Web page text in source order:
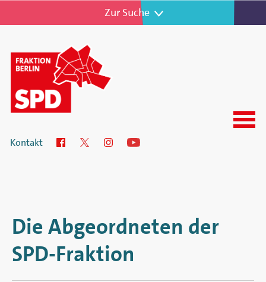
Zur Navigation
Zur Suche
Fraktion
Abgeordnetenhaus
von
Berlin
Kontakt FacebookTwitterInstagramYouTube
Menu
Die Abgeordneten der
SPD-Fraktion